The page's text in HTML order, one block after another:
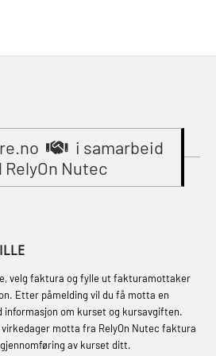
(OER109)
– repetisjon
(CA-EBS) Initial
Air Emergency
repetisjon (OFA102)
for offiserer
videregående
oppdatering offiserer
(MBS134)
Oppdatering Offiserer
(RBSBLE002)
(LSC115)
Industrivern
(FSC121)
brukerkurs (OFA107)
industrivern –
i samarbeid
RelyOn Nutec
velg faktura og fylle ut fakturamottaker
Etter påmelding vil du få motta en
informasjon om kurset og kursavgiften.
virkedager motta fra RelyOn Nutec faktura
av kurset ditt.